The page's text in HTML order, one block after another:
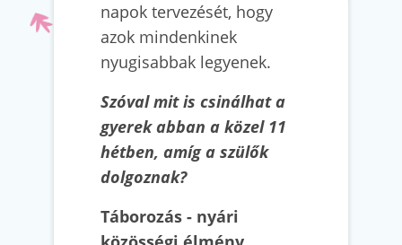
napok tervezését, hogy
azok mindenkinek
nyugisabbak legyenek.
Szóval mit is csinálhat a
gyerek abban a közel 11
hétben, amíg a szülők
dolgoznak?
Táborozás - nyári